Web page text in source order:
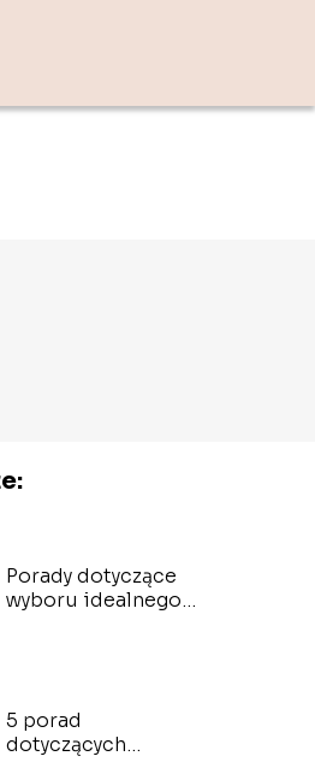
Porady dotyczące
wyboru idealnego
5 porad
dotyczących